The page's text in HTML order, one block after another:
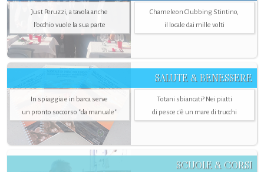
Just Peruzzi, a tavola anche
l’occhio vuole la sua parte
Chameleon Clubbing Stintino,
il locale dai mille volti
SALUTE & BENESSERE
In spiaggia e in barca serve
un pronto soccorso "da manuale"
Totani sbiancati? Nei piatti
di pesce c'è un mare di trucchi
SCUOLE & CORSI